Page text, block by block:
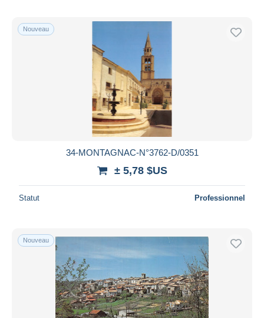
Nouveau
34-MONTAGNAC-N°3762-D/0351
± 5,78 $US
Statut Professionnel
Nouveau